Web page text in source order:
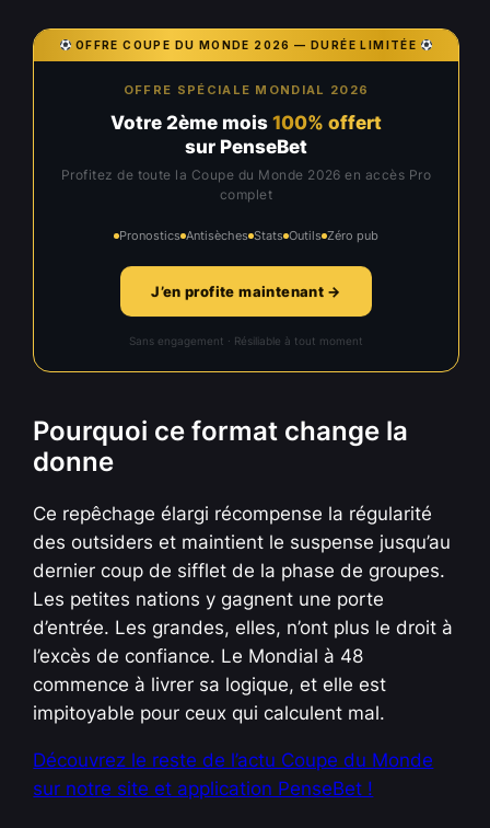
OFFRE COUPE DU MONDE 2026 — DURÉE LIMITÉE
OFFRE SPÉCIALE MONDIAL 2026
Votre 2ème mois 100% offert
sur PenseBet
Profitez de toute la Coupe du Monde 2026 en accès Pro
complet
Pronostics Antisèches Stats Outils Zéro pub
J’en profite maintenant →
Sans engagement · Résiliable à tout moment
Pourquoi ce format change la
donne
Ce repêchage élargi récompense la régularité
des outsiders et maintient le suspense jusqu’au
dernier coup de sifflet de la phase de groupes.
Les petites nations y gagnent une porte
d’entrée. Les grandes, elles, n’ont plus le droit à
l’excès de confiance. Le Mondial à 48
commence à livrer sa logique, et elle est
impitoyable pour ceux qui calculent mal.
Découvrez le reste de l’actu Coupe du Monde
sur notre site et application PenseBet !